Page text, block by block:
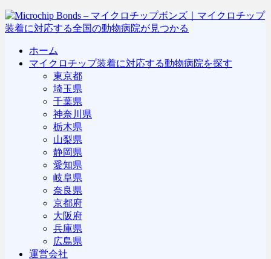
ホーム
マイクロチップ装着に対応する動物病院を探す
東京都
埼玉県
千葉県
神奈川県
栃木県
山梨県
静岡県
愛知県
岐阜県
奈良県
京都府
大阪府
兵庫県
広島県
運営会社